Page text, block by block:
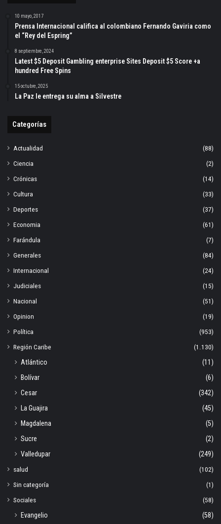
10 mayo, 2017
Prensa Internacional califica al colombiano Fernando Gaviria como
el “Rey del Espring”
8 septiembre, 2024
Latest $5 Deposit Gambling enterprise Sites Deposit $5 Score +a
hundred Free Spins
15 octubre, 2025
La Paz le entrega su alma a Silvestre
Categorías
Actualidad
(88)
Ciencia
(2)
Crónicas
(14)
Cultura
(33)
Deportes
(37)
Economia
(61)
Farándula
(7)
Generales
(84)
Internacional
(24)
Judiciales
(15)
Nacional
(51)
Opinion
(19)
Política
(953)
Región Caribe
(1.130)
Atlántico
(11)
Bolívar
(6)
Cesar
(342)
La Guajira
(45)
Magdalena
(5)
Sucre
(2)
Valledupar
(249)
salud
(102)
Sin categoría
(1)
Sociales
(58)
Evangelio
(58)